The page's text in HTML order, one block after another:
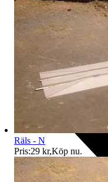
Ersättning om varan
Räls - N
Pris:29 kr,Köp nu.